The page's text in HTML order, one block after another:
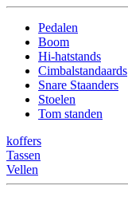
Pedalen
Boom
Hi-hatstands
Cimbalstandaards
Snare Staanders
Stoelen
Tom standen
koffers
Tassen
Vellen